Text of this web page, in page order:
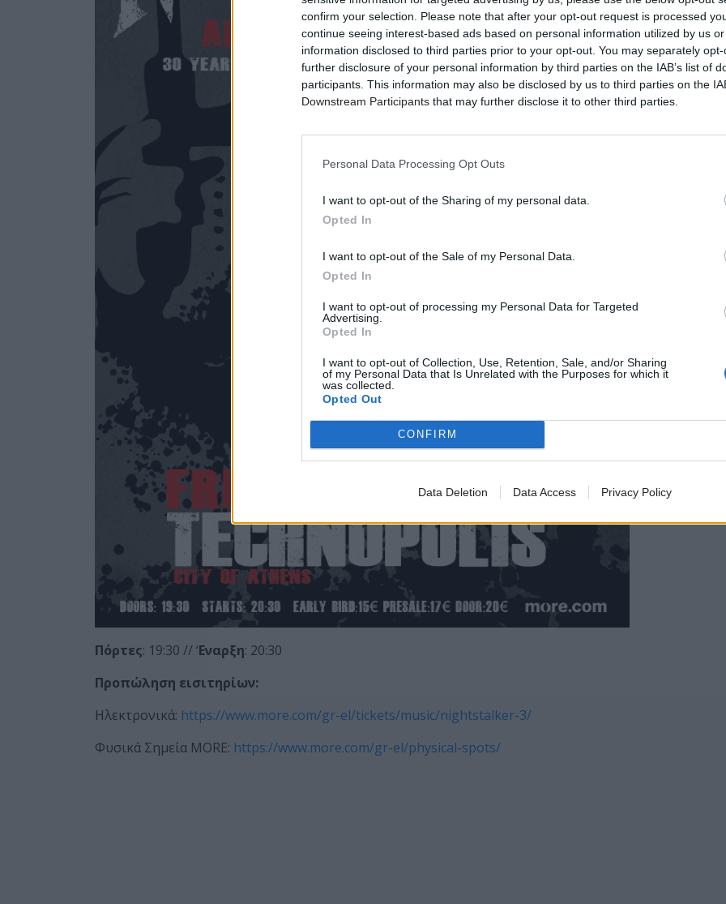
confirm your selection. Please note that after your opt-out request is processed
continue seeing interest-based ads based on personal information utilized by us
information disclosed to third parties prior to your opt-out. You may separately
further disclosure of your personal information by third parties on the IAB’s list of
participants. This information may also be disclosed by us to third parties on the
Downstream Participants that may further disclose it to other third parties.
Personal Data Processing Opt Outs
I want to opt-out of the Sharing of my personal data.
Opted In
I want to opt-out of the Sale of my Personal Data.
Opted In
I want to opt-out of processing my Personal Data for Targeted
Advertising.
Opted In
I want to opt-out of Collection, Use, Retention, Sale, and/or Sharing
of my Personal Data that Is Unrelated with the Purposes for which it
was collected.
Opted Out
CONFIRM
Data Deletion Data Access Privacy Policy
Πόρτες: 19:30 // ‘Eναρξη: 20:30
Προπώληση εισιτηρίων:
Ηλεκτρονικά: https://www.more.com/gr-el/tickets/music/nightstalker-3/
Φυσικά Σημεία MORE: https://www.more.com/gr-el/physical-spots/